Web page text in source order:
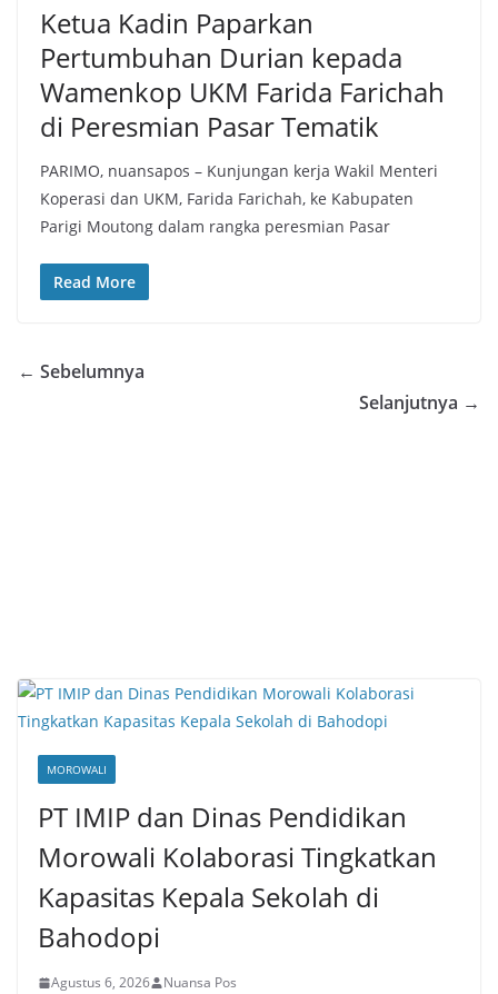
Ketua Kadin Paparkan
Pertumbuhan Durian kepada
Wamenkop UKM Farida Farichah
di Peresmian Pasar Tematik
PARIMO, nuansapos – Kunjungan kerja Wakil Menteri
Koperasi dan UKM, Farida Farichah, ke Kabupaten
Parigi Moutong dalam rangka peresmian Pasar
Read More
← Sebelumnya
Selanjutnya →
MOROWALI
PT IMIP dan Dinas Pendidikan
Morowali Kolaborasi Tingkatkan
Kapasitas Kepala Sekolah di
Bahodopi
Agustus 6, 2026 Nuansa Pos